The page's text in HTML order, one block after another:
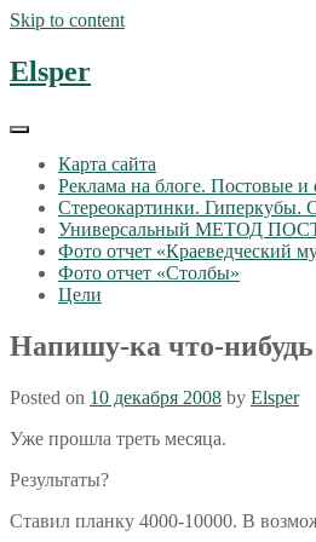
Skip to content
Elsper
Карта сайта
Реклама на блоге. Постовые и
Стереокартинки. Гиперкубы.
Универсальный МЕТОД
Фото отчет «Краеведческий
Фото отчет «Столбы»
Цели
Напишу-ка что-
Posted on 10 декабря 2008 by Elsper
Уже прошла треть месяца.
Результаты?
Ставил планку 4000-10000. В